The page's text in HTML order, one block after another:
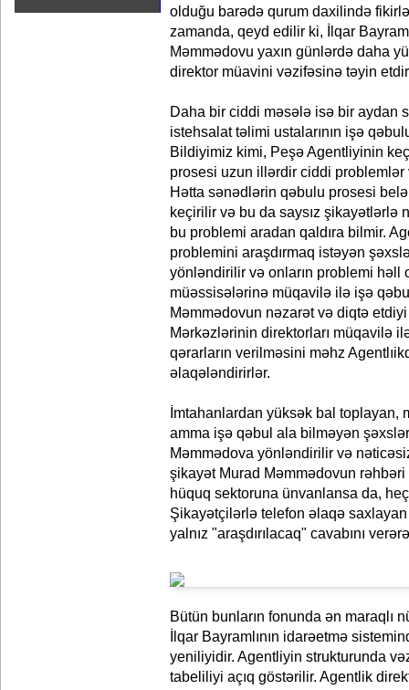
olduğu barədə qurum daxilində
zamanda, qeyd edilir ki, İlqar
Məmmədovu yaxın günlərdə daha
direktor müavini vəzifəsinə təyin
Daha bir ciddi məsələ isə bir aydan
istehsalat təlimi ustalarının işə
Bildiyimiz kimi, Peşə Agentliyinin
prosesi uzun illərdir ciddi problemlər
Hətta sənədlərin qəbulu prosesi belə
keçirilir və bu da saysız şikayətlərlə
bu problemi aradan qaldıra bilmir.
problemini araşdırmaq istəyən
yönləndirilir və onların problemi həll
müəssisələrinə müqavilə ilə işə
Məmmədovun nəzarət və diqtə
Mərkəzlərinin direktorları müqavilə
qərarların verilməsini məhz
əlaqələndirirlər.
İmtahanlardan yüksək bal toplayan,
amma işə qəbul ala bilməyən
Məmmədova yönləndirilir və
şikayət Murad Məmmədovun
hüquq sektoruna ünvanlansa da,
Şikayətçilərlə telefon əlaqə
yalnız "araşdırılacaq" cavabını
Bütün bunların fonunda ən maraqlı
İlqar Bayramlının idarəetmə
yeniliyidir. Agentliyin strukturunda
tabeliliyi açıq göstərilir. Agentlik